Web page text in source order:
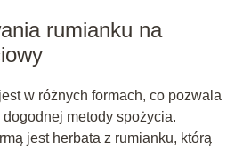
rumianku na
w różnych formach, co pozwala
metody spożycia.
jest herbata z rumianku, którą